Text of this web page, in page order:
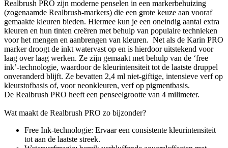
Realbrush PRO zijn moderne penselen in een markerbehuizing
(zogenaamde Realbrush-markers) die een grote keuze aan vooraf
gemaakte kleuren bieden. Hiermee kun je een oneindig aantal extra
kleuren en hun tinten creëren met behulp van populaire technieken
voor het mengen en aanbrengen van kleuren. Net als de Karin PRO
marker droogt de inkt watervast op en is hierdoor uitstekend voor
laag over laag werken. Ze zijn gemaakt met behulp van de ‘free
ink’-technologie, waardoor de kleurintensiteit tot de laatste druppel
onveranderd blijft. Ze bevatten 2,4 ml niet-giftige, intensieve verf op
kleurstofbasis of, voor neonkleuren, verf op pigmentbasis.
De Realbrush PRO heeft een penseelgrootte van 4 milimeter.
Wat maakt de Realbrush PRO zo bijzonder?
Free Ink-technologie: Ervaar een consistente kleurintensiteit
tot aan de laatste streek.